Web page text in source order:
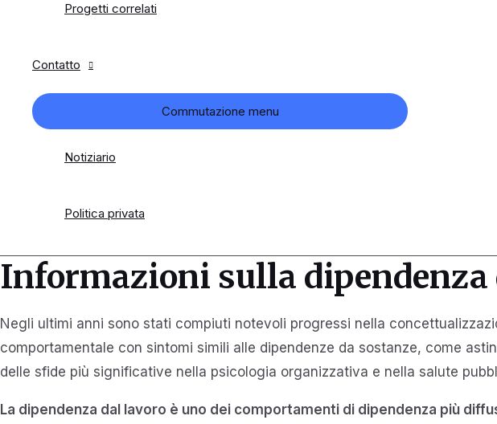
Progetti correlati
Contatto
Commutazione menu
Notiziario
Politica privata
Informazioni sulla dipendenza
Negli ultimi anni sono stati compiuti notevoli progressi nella
comportamentale con sintomi simili alle dipendenze da sostanze, come
delle sfide più significative nella psicologia organizzativa e nella salute
La dipendenza dal lavoro è uno dei comportamenti di dipendenza più